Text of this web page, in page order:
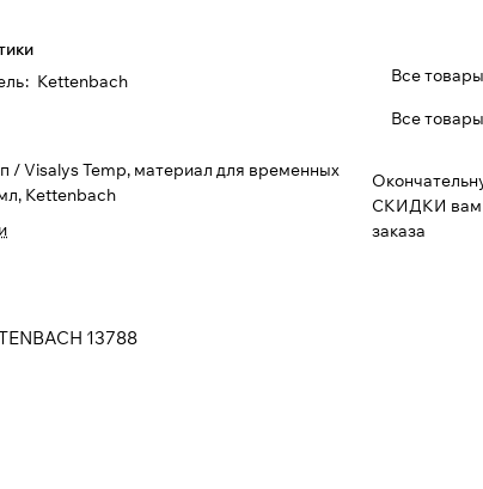
: Kettenbach
/ Visalys Temp, материал для временных
Kettenbach
Все
Все
СКИДКИ вам
заказа
13788